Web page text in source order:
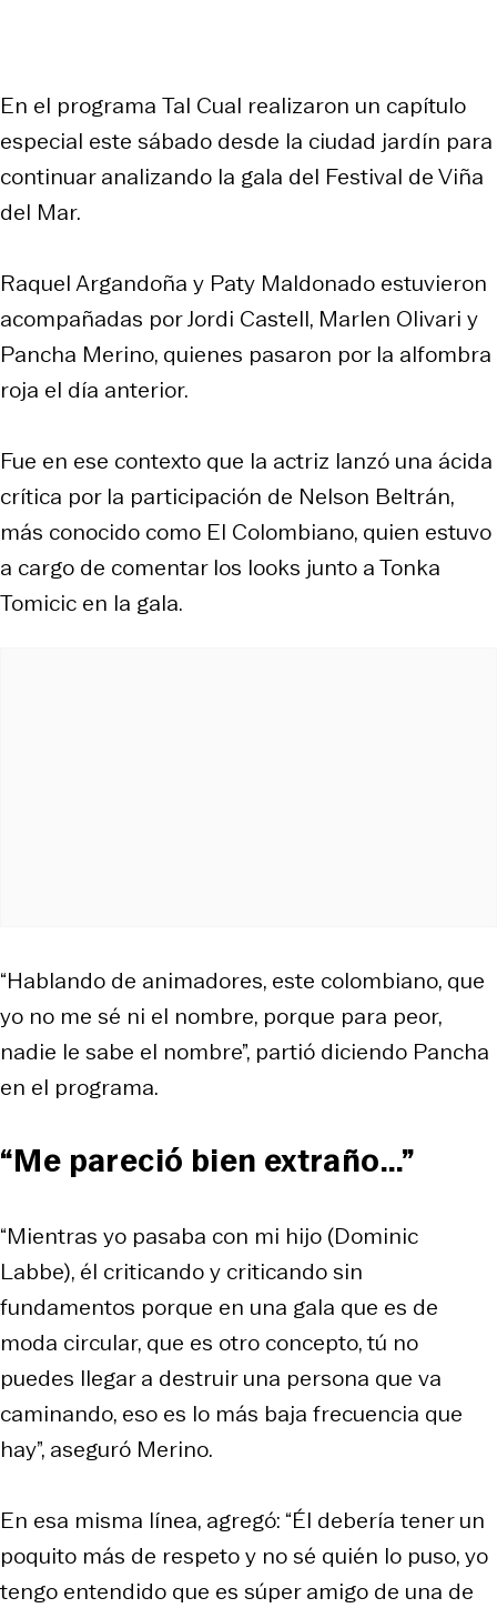
En el programa Tal Cual realizaron un capítulo
especial este sábado desde la ciudad jardín para
continuar analizando la gala del Festival de Viña
del Mar.
Raquel Argandoña y Paty Maldonado estuvieron
acompañadas por Jordi Castell, Marlen Olivari y
Pancha Merino, quienes pasaron por la alfombra
roja el día anterior.
Fue en ese contexto que la actriz lanzó una ácida
crítica por la participación de Nelson Beltrán,
más conocido como El Colombiano, quien estuvo
a cargo de comentar los looks junto a Tonka
Tomicic en la gala.
“Hablando de animadores, este colombiano, que
yo no me sé ni el nombre, porque para peor,
nadie le sabe el nombre”, partió diciendo Pancha
en el programa.
“Me pareció bien extraño...”
“Mientras yo pasaba con mi hijo (Dominic
Labbe), él criticando y criticando sin
fundamentos porque en una gala que es de
moda circular, que es otro concepto, tú no
puedes llegar a destruir una persona que va
caminando, eso es lo más baja frecuencia que
hay”, aseguró Merino.
En esa misma línea, agregó: “Él debería tener un
poquito más de respeto y no sé quién lo puso, yo
tengo entendido que es súper amigo de una de